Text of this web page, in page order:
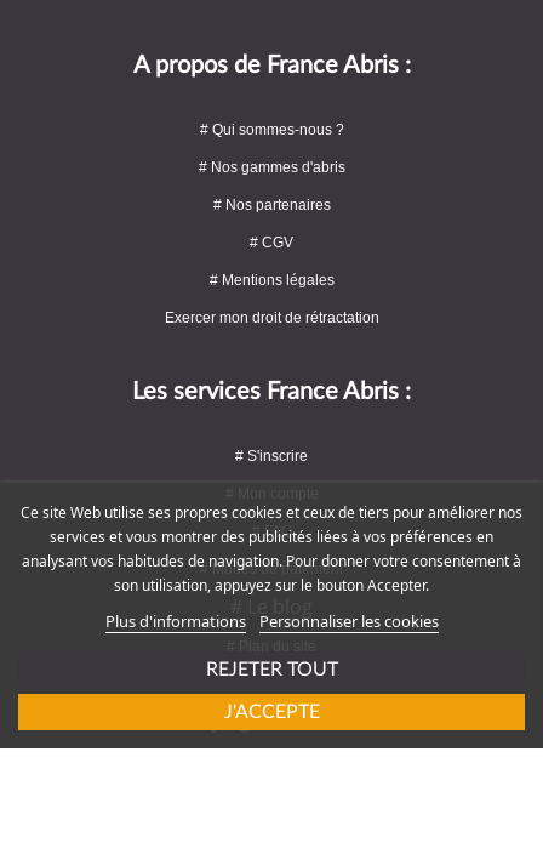
A propos de France Abris :
# Qui sommes-nous ?
# Nos gammes d'abris
# Nos partenaires
# CGV
# Mentions légales
Exercer mon droit de rétractation
Les services France Abris :
# S'inscrire
# FAQ
# Modes de paiement
Rejoignez-nous !
Ce site Web utilise ses propres cookies et ceux de tiers pour améliorer nos
services et vous montrer des publicités liées à vos préférences en
analysant vos habitudes de navigation. Pour donner votre consentement à
son utilisation, appuyez sur le bouton Accepter.
Plus d'informations Personnaliser les cookies
REJETER TOUT
J'ACCEPTE